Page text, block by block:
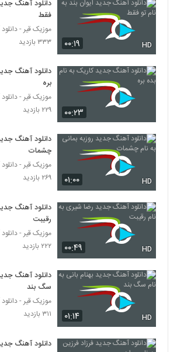
۰۰:۱۹ HD
دانلود آهنگ
فقط
موزیک قیر -
۳۳۳ بازدید
۰۰:۲۳
دانلود آهنگ
بره
موزیک قیر -
۲۲۹ بازدید
۰۱:۰۰ HD
دانلود آهنگ
چشمات
موزیک قیر -
۲۶۹ بازدید
۰۰:۴۹ HD
دانلود آهنگ
رقیبت
موزیک قیر -
۲۲۲ بازدید
۰۱:۱۴ HD
دانلود آهنگ
سگ بند
موزیک قیر -
۳۱۱ بازدید
دانلود آهنگ